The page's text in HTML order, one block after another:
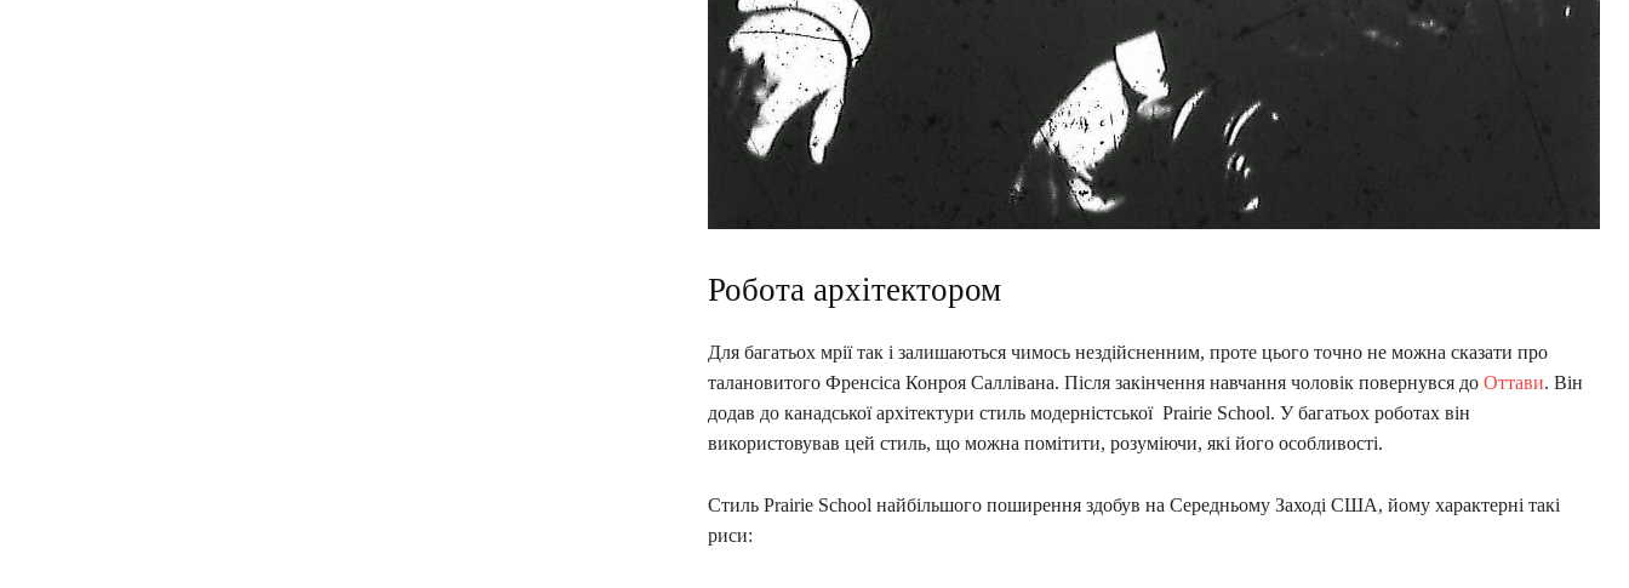
Робота архітектором
Для багатьох мрії так і залишаються чимось нездійсненним, проте цього точно не можна сказати про
талановитого Френсіса Конроя Саллівана. Після закінчення навчання чоловік повернувся до Оттави. Він
додав до канадської архітектури стиль модерністської Prairie School. У багатьох роботах він
використовував цей стиль, що можна помітити, розуміючи, які його особливості.
Стиль Prairie School найбільшого поширення здобув на Середньому Заході США, йому характерні такі
риси: